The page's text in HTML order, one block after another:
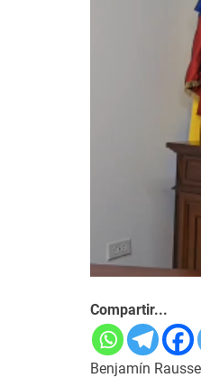
Compartir...
Benjamín